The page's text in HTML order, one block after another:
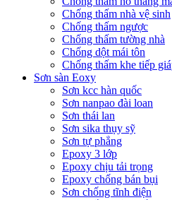
Chống thấm nhà vệ sinh
Chống thấm ngược
Chống thấm tường nhà
Chống dột mái tôn
Chống thấm khe tiếp
Sơn sàn Eoxy
Sơn kcc hàn quốc
Sơn nanpao đài loan
Sơn thái lan
Sơn sika thụy sỹ
Sơn tự phẳng
Epoxy 3 lớp
Epoxy chịu tải trọng
Epoxy chống bán bụi
Sơn chống tĩnh điện